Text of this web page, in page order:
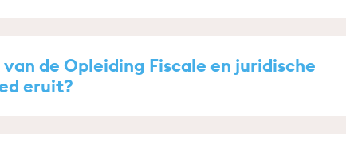
de Opleiding Fiscale en juridische
eruit?